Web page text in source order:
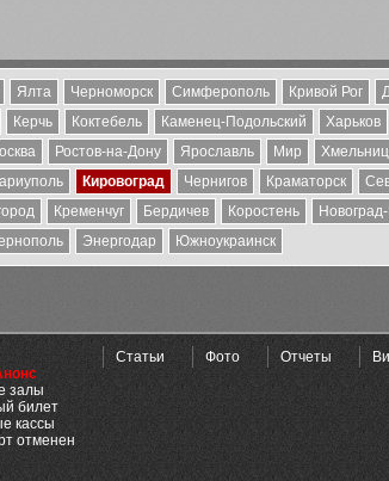
Ялта Черноморск Симферополь Кривой Рог
Керчь Коктебель Каменец-Подольский Харьков
Ростов-на-Дону Ярославль Мир
Кировоград Чернигов Краматорск
Кременчуг Бердичев Коростень
Энергодар Южноукраинск
залы
билет
кассы
отменен
Статьи Фото Отчеты